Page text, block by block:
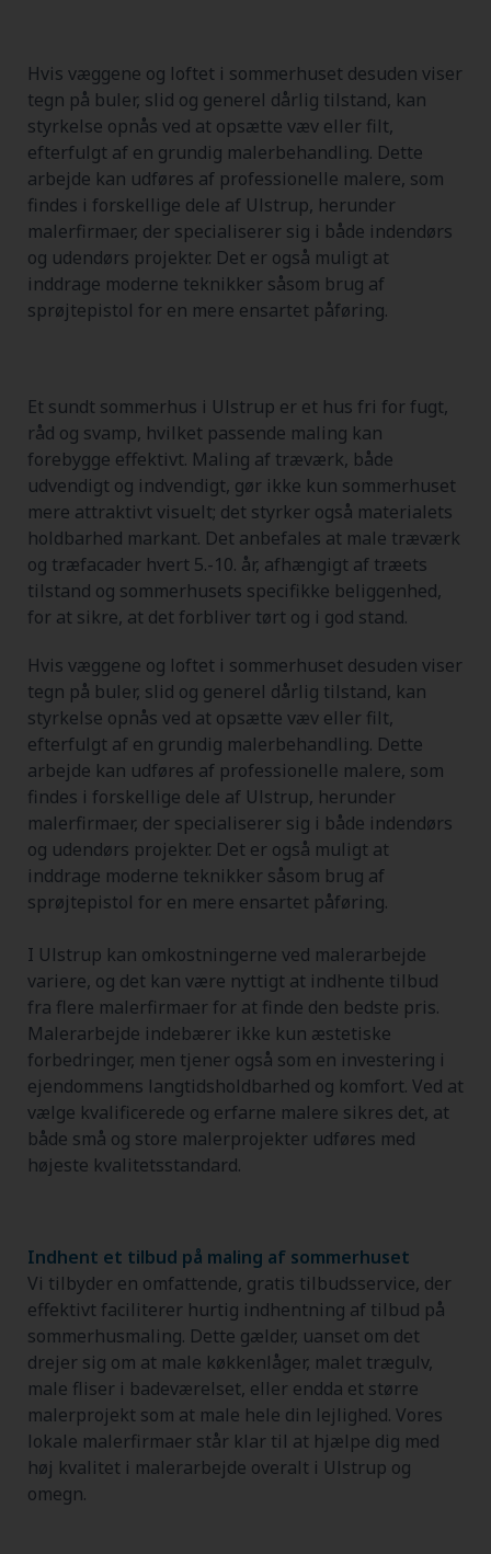
Hvis væggene og loftet i sommerhuset desuden viser
tegn på buler, slid og generel dårlig tilstand, kan
styrkelse opnås ved at opsætte væv eller filt,
efterfulgt af en grundig malerbehandling. Dette
arbejde kan udføres af professionelle malere, som
findes i forskellige dele af Ulstrup, herunder
malerfirmaer, der specialiserer sig i både indendørs
og udendørs projekter. Det er også muligt at
inddrage moderne teknikker såsom brug af
sprøjtepistol for en mere ensartet påføring.
Et sundt sommerhus i Ulstrup er et hus fri for fugt,
råd og svamp, hvilket passende maling kan
forebygge effektivt. Maling af træværk, både
udvendigt og indvendigt, gør ikke kun sommerhuset
mere attraktivt visuelt; det styrker også materialets
holdbarhed markant. Det anbefales at male træværk
og træfacader hvert 5.-10. år, afhængigt af træets
tilstand og sommerhusets specifikke beliggenhed,
for at sikre, at det forbliver tørt og i god stand.
Hvis væggene og loftet i sommerhuset desuden viser
tegn på buler, slid og generel dårlig tilstand, kan
styrkelse opnås ved at opsætte væv eller filt,
efterfulgt af en grundig malerbehandling. Dette
arbejde kan udføres af professionelle malere, som
findes i forskellige dele af Ulstrup, herunder
malerfirmaer, der specialiserer sig i både indendørs
og udendørs projekter. Det er også muligt at
inddrage moderne teknikker såsom brug af
sprøjtepistol for en mere ensartet påføring.
I Ulstrup kan omkostningerne ved malerarbejde
variere, og det kan være nyttigt at indhente tilbud
fra flere malerfirmaer for at finde den bedste pris.
Malerarbejde indebærer ikke kun æstetiske
forbedringer, men tjener også som en investering i
ejendommens langtidsholdbarhed og komfort. Ved at
vælge kvalificerede og erfarne malere sikres det, at
både små og store malerprojekter udføres med
højeste kvalitetsstandard.
Indhent et tilbud på maling af sommerhuset
Vi tilbyder en omfattende, gratis tilbudsservice, der
effektivt faciliterer hurtig indhentning af tilbud på
sommerhusmaling. Dette gælder, uanset om det
drejer sig om at male køkkenlåger, malet trægulv,
male fliser i badeværelset, eller endda et større
malerprojekt som at male hele din lejlighed. Vores
lokale malerfirmaer står klar til at hjælpe dig med
høj kvalitet i malerarbejde overalt i Ulstrup og
omegn.